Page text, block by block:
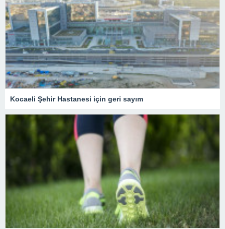
Kocaeli Şehir Hastanesi için geri sayım